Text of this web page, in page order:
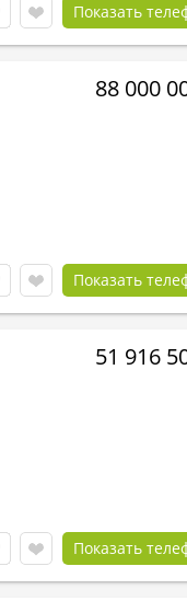
Показать
88 000
Показать
51 916
Показать